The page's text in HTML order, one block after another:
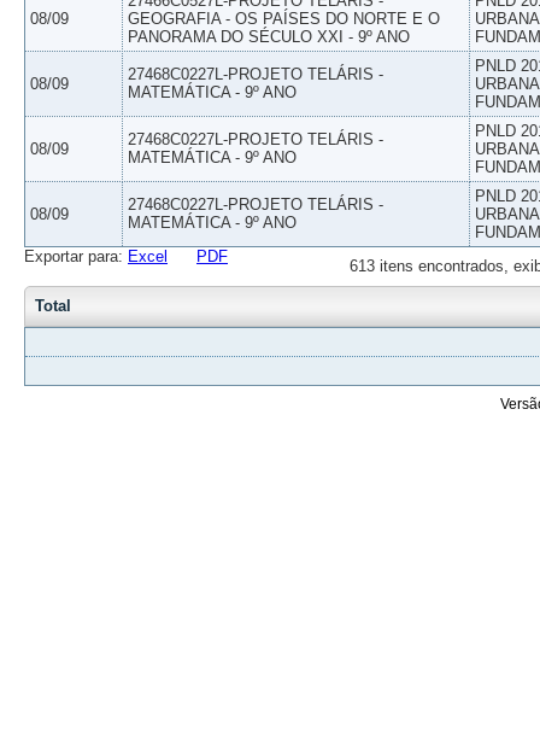
08/09
GEOGRAFIA - OS PAÍSES DO NORTE E O
PANORAMA DO SÉCULO XXI - 9º ANO
08/09
27468C0227L-PROJETO TELÁRIS -
MATEMÁTICA - 9º ANO
PNLD
08/09
27468C0227L-PROJETO TELÁRIS -
MATEMÁTICA - 9º ANO
PNLD
08/09
27468C0227L-PROJETO TELÁRIS -
MATEMÁTICA - 9º ANO
PNLD
613 itens encontrados,
Exportar para: Excel PDF
Total